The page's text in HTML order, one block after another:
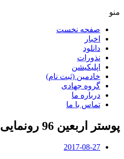
منو
صفحه نخست
اخبار
دانلود
نذورات
اپلیکیشن
خادمین (ثبت نام)
گروه جهادی
درباره ما
تماس با ما
پوستر اربعین 96 رونمایی شد
2017-08-27